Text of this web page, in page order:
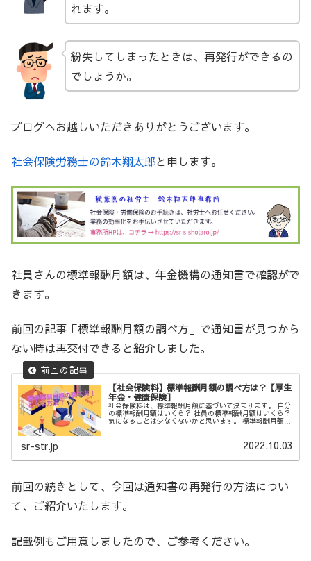
れます。
紛失してしまったときは、再発行ができるの
でしょうか。
ブログへお越しいただきありがとうございます。
社会保険労務士の鈴木翔太郎と申します。
社員さんの標準報酬月額は、年金機構の通知書で確認がで
きます。
前回の記事「標準報酬月額の調べ方」で通知書が見つから
ない時は再交付できると紹介しました。
【社会保険料】標準報酬月額の調べ方は？【厚生
年金・健康保険】
社会保険料は、標準報酬月額に基づいて決まります。 自分
の標準報酬月額はいくら？ 社員の標準報酬月額はいくら？
気になることは少なくないかと思います。 標準報酬月額の
sr-str.jp 2022.10.03
前回の続きとして、今回は通知書の再発行の方法につい
て、ご紹介いたします。
記載例もご用意しましたので、ご参考ください。